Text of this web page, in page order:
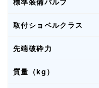
取付ショベルクラス
先端破砕力
質量（kg）